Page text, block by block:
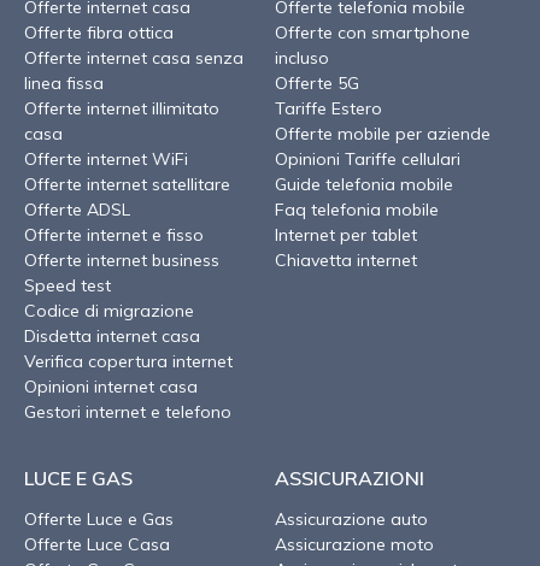
Offerte internet casa
Offerte fibra ottica
Offerte internet casa senza
linea fissa
Offerte internet illimitato
casa
Offerte internet WiFi
Offerte internet satellitare
Offerte ADSL
Offerte internet e fisso
Offerte internet business
Speed test
Codice di migrazione
Disdetta internet casa
Verifica copertura internet
Opinioni internet casa
Gestori internet e telefono
Offerte telefonia mobile
Offerte con smartphone
incluso
Offerte 5G
Tariffe Estero
Offerte mobile per aziende
Opinioni Tariffe cellulari
Guide telefonia mobile
Faq telefonia mobile
Internet per tablet
Chiavetta internet
LUCE E GAS
Offerte Luce e Gas
Offerte Luce Casa
ASSICURAZIONI
Assicurazione auto
Assicurazione moto